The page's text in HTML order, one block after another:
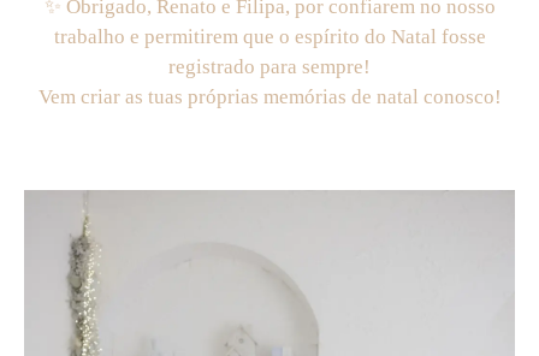
✨ Obrigado, Renato e Filipa, por confiarem no nosso
trabalho e permitirem que o espírito do Natal fosse
registrado para sempre!
Vem criar as tuas próprias memórias de natal conosco!